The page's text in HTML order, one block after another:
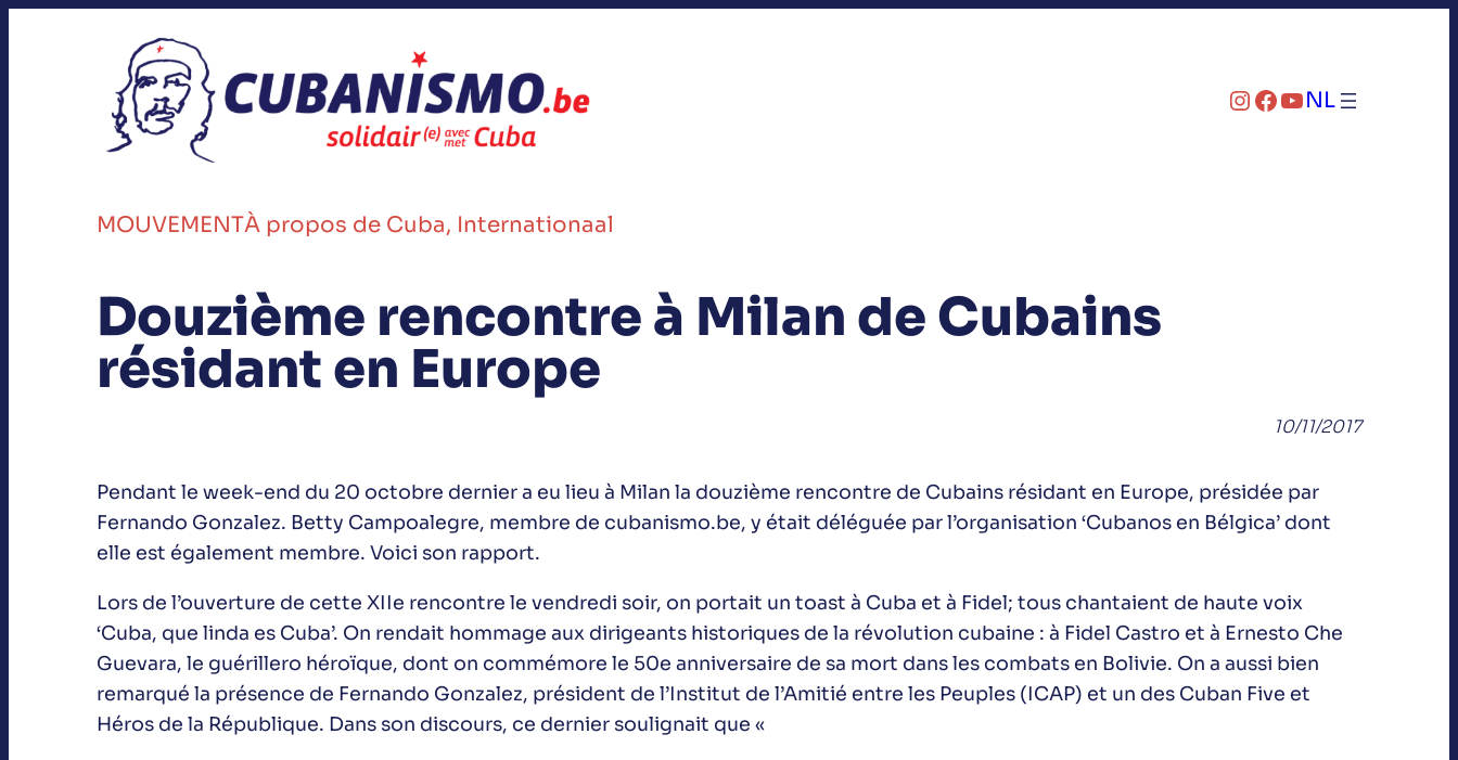
InstagramFacebook YouTube NL
MOUVEMENTÀ propos de Cuba, Internationaal
Douzième rencontre à Milan de Cubains
résidant en Europe
10/11/2017
Pendant le week-end du 20 octobre dernier a eu lieu à Milan la douzième rencontre de Cubains résidant en Europe, présidée par
Fernando Gonzalez. Betty Campoalegre, membre de cubanismo.be, y était déléguée par l’organisation ‘Cubanos en Bélgica’ dont
elle est également membre. Voici son rapport.
Lors de l’ouverture de cette XIIe rencontre le vendredi soir, on portait un toast à Cuba et à Fidel; tous chantaient de haute voix
‘Cuba, que linda es Cuba’. On rendait hommage aux dirigeants historiques de la révolution cubaine : à Fidel Castro et à Ernesto Che
Guevara, le guérillero héroïque, dont on commémore le 50e anniversaire de sa mort dans les combats en Bolivie. On a aussi bien
remarqué la présence de Fernando Gonzalez, président de l’Institut de l’Amitié entre les Peuples (ICAP) et un des Cuban Five et
Héros de la République. Dans son discours, ce dernier soulignait que «